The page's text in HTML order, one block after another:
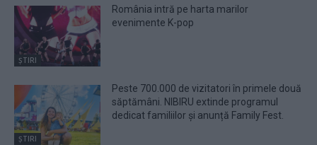
ȘTIRI
România intră pe harta marilor
evenimente K-pop
ȘTIRI
Peste 700.000 de vizitatori în primele două
săptămâni. NIBIRU extinde programul
dedicat familiilor și anunță Family Fest.